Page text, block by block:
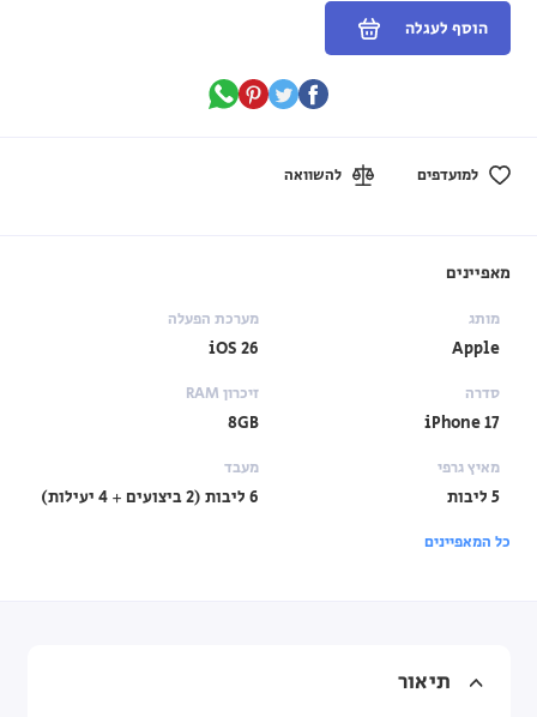
הוסף לעגלה
למועדפים להשוואה
מאפיינים
מותג
Apple
מערכת הפעלה
iOS 26
סדרה
iPhone 17
זיכרון RAM
8GB
מאיץ גרפי
5 ליבות
מעבד
6 ליבות (2 ביצועים + 4 יעילות)
כל המאפיינים
תיאור